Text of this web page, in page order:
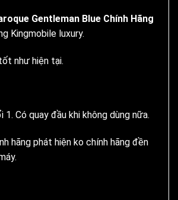
Gentleman Blue Chính Hãng
Kingmobile luxury.
như hiện tại.
1. Có quay đầu khi không dùng nữa.
hãng phát hiện ko chính hãng đền